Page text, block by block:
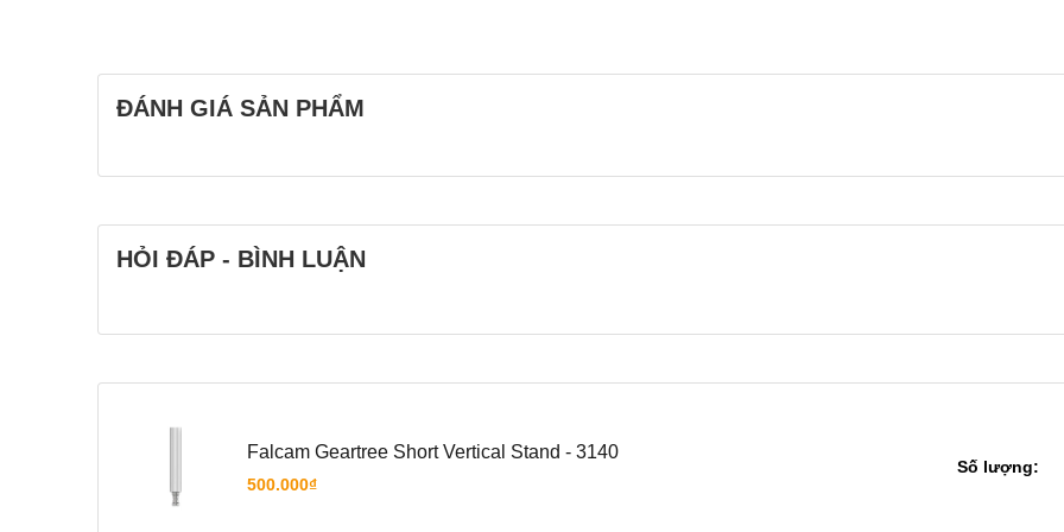
ĐÁNH GIÁ SẢN PHẨM
HỎI ĐÁP - BÌNH LUẬN
Falcam Geartree Short Vertical Stand - 3140
500.000₫
Số lượng: